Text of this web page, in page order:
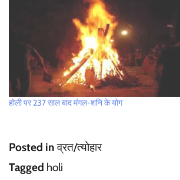
होली पर 237 साल बाद मंगल-शनि के योग
Posted inव्रत/त्योहार
Tagged holi